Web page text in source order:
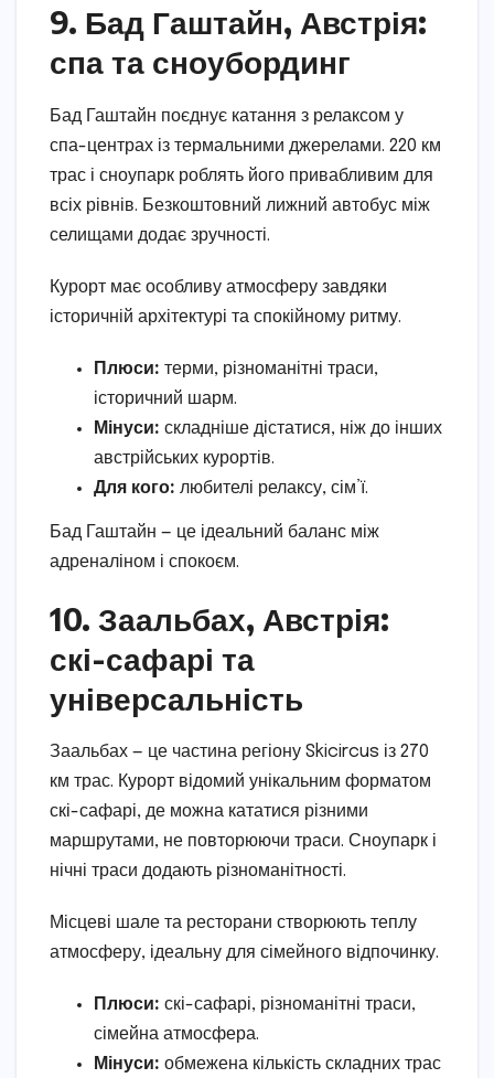
9. Бад Гаштайн, Австрія:
спа та сноубординг
Бад Гаштайн поєднує катання з релаксом у
спа-центрах із термальними джерелами. 220 км
трас і сноупарк роблять його привабливим для
всіх рівнів. Безкоштовний лижний автобус між
селищами додає зручності.
Курорт має особливу атмосферу завдяки
історичній архітектурі та спокійному ритму.
Плюси: терми, різноманітні траси,
історичний шарм.
Мінуси: складніше дістатися, ніж до інших
австрійських курортів.
Для кого: любителі релаксу, сім’ї.
Бад Гаштайн — це ідеальний баланс між
адреналіном і спокоєм.
10. Заальбах, Австрія:
скі-сафарі та
універсальність
Заальбах — це частина регіону Skicircus із 270
км трас. Курорт відомий унікальним форматом
скі-сафарі, де можна кататися різними
маршрутами, не повторюючи траси. Сноупарк і
нічні траси додають різноманітності.
Місцеві шале та ресторани створюють теплу
атмосферу, ідеальну для сімейного відпочинку.
Плюси: скі-сафарі, різноманітні траси,
сімейна атмосфера.
Мінуси: обмежена кількість складних трас